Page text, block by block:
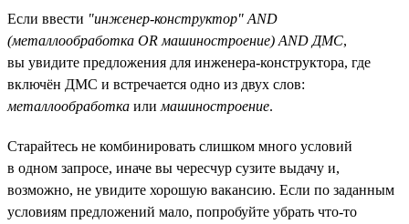
Если ввести "инженер-конструктор" AND
(металлообработка OR машиностроение) AND ДМС,
вы увидите предложения для инженера-конструктора, где
включён ДМС и встречается одно из двух слов:
металлообработка или машиностроение.
Старайтесь не комбинировать слишком много условий
в одном запросе, иначе вы чересчур сузите выдачу и,
возможно, не увидите хорошую вакансию. Если по заданным
условиям предложений мало, попробуйте убрать что-то